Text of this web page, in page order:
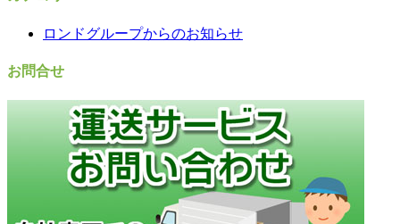
ロンドグループからのお知らせ
お問合せ